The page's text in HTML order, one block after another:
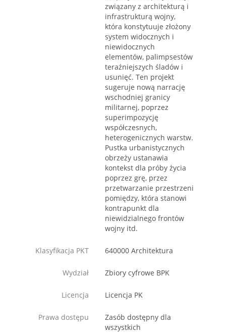
związany z architekturą i
infrastrukturą wojny,
która konstytuuje złożony
system widocznych i
niewidocznych
elementów, palimpsestów
teraźniejszych śladów i
usunięć. Ten projekt
sugeruje nową narrację
wschodniej granicy
militarnej, poprzez
superimpozycję
współczesnych,
heterogenicznych warstw.
Pustka urbanistycznych
obrzeży ustanawia
kontekst dla próby życia
poprzez grę, przez
przetwarzanie przestrzeni
pomiędzy, która stanowi
kontrapunkt dla
niewidzialnego frontów
wojny itd.
Klasyfikacja PKT 640000 Architektura
Wydział Zbiory cyfrowe BPK
Licencja Licencja PK
Prawa dostępu
Zasób dostępny dla
wszystkich